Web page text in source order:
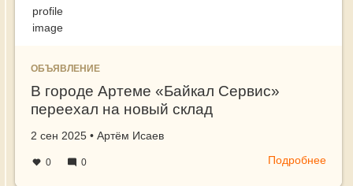
ОБЪЯВЛЕНИЕ
В городе Артеме «Байкал Сервис»
переехал на новый склад
Создано
2 сен 2025 •
автор Артём Исаев
0 0 Подробнее